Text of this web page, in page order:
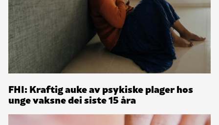
FHI: Kraftig auke av psykiske plager hos
unge vaksne dei siste 15 åra